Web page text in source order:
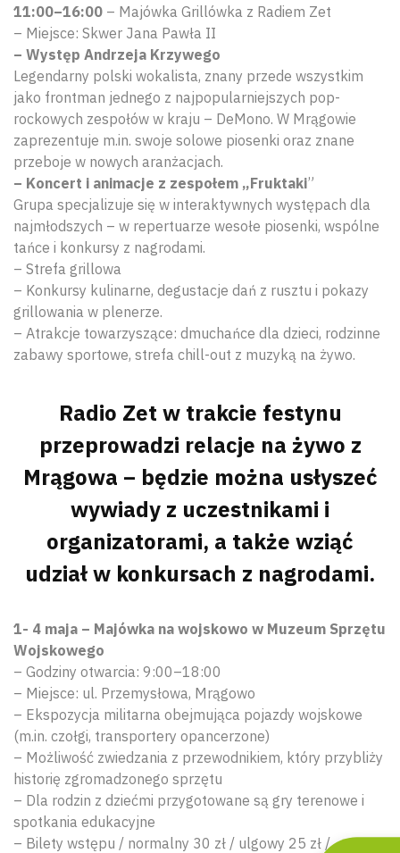
11:00–16:00 – Majówka Grillówka z Radiem Zet
– Miejsce: Skwer Jana Pawła II
– Występ Andrzeja Krzywego
Legendarny polski wokalista, znany przede wszystkim
jako frontman jednego z najpopularniejszych pop-
rockowych zespołów w kraju – DeMono. W Mrągowie
zaprezentuje m.in. swoje solowe piosenki oraz znane
przeboje w nowych aranżacjach.
– Koncert i animacje z zespołem „Fruktaki”
Grupa specjalizuje się w interaktywnych występach dla
najmłodszych – w repertuarze wesołe piosenki, wspólne
tańce i konkursy z nagrodami.
– Strefa grillowa
– Konkursy kulinarne, degustacje dań z rusztu i pokazy
grillowania w plenerze.
– Atrakcje towarzyszące: dmuchańce dla dzieci, rodzinne
zabawy sportowe, strefa chill-out z muzyką na żywo.
Radio Zet w trakcie festynu
przeprowadzi relacje na żywo z
Mrągowa – będzie można usłyszeć
wywiady z uczestnikami i
organizatorami, a także wziąć
udział w konkursach z nagrodami.
1- 4 maja – Majówka na wojskowo w Muzeum Sprzętu
Wojskowego
– Godziny otwarcia: 9:00–18:00
– Miejsce: ul. Przemysłowa, Mrągowo
– Ekspozycja militarna obejmująca pojazdy wojskowe
(m.in. czołgi, transportery opancerzone)
– Możliwość zwiedzania z przewodnikiem, który przybliży
historię zgromadzonego sprzętu
– Dla rodzin z dziećmi przygotowane są gry terenowe i
spotkania edukacyjne
– Bilety wstępu / normalny 30 zł / ulgowy 25 zł /